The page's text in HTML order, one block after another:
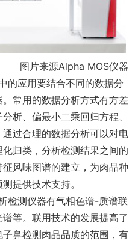
图片来源Alpha MOS仪器
应用要结合不同的数据分
常用的数据分析方式有方差
析、偏最小二乘回归方程、
过合理的数据分析可以对电
归类，分析检测结果之间的
风味图谱的建立，为肉品种
提供技术支持。
测仪器有气相色谱-质谱联
等。联用技术的发展提高了
鼻检测肉品品质的范围，有